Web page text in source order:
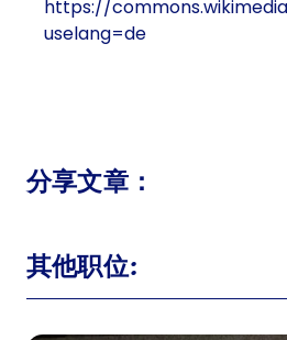
https://
uselang=de
分享文章：
其他职位: